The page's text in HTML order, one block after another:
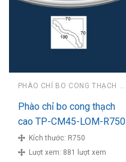
Phào chỉ bo cong thạch
cao TP-CM45-LOM-R750
Kích thước: R750
Lượt xem: 881 lượt xem